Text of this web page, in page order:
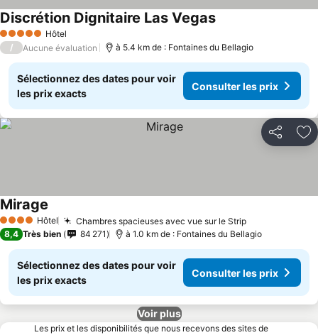
5 Étoiles Hôtel
Discrétion Dignitaire Las Vegas
/ Aucune évaluation à 5.4 km de : Fontaines du Bellagio
Sélectionnez des dates pour voir
les prix exacts
Consulter les prix
Partager
4 Étoiles Hôtel Chambres spacieuses avec vue sur le Strip
Mirage
8,4 Très bien 84 271 à 1.0 km de : Fontaines du Bellagio
Sélectionnez des dates pour voir
les prix exacts
Consulter les prix
Voir plus
Les prix et les disponibilités que nous recevons des sites de